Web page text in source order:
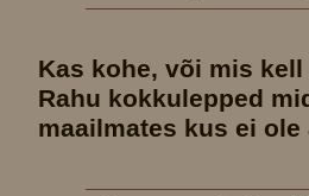
Kas kohe, või mis kell
Rahu kokkulepped
maailmates kus ei